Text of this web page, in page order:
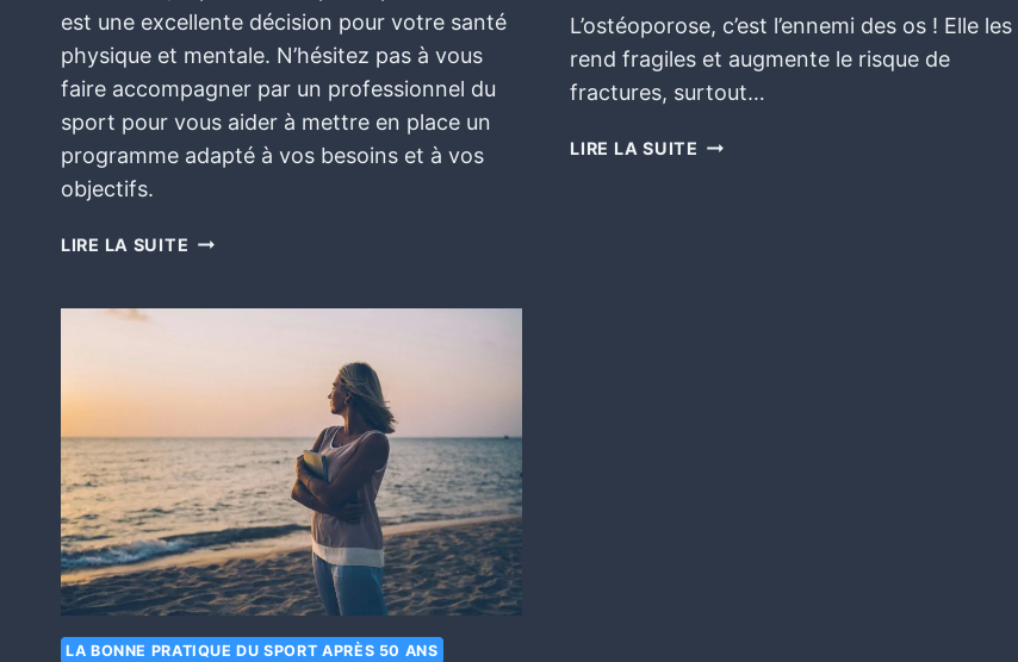
est une excellente décision pour votre santé
physique et mentale. N’hésitez pas à vous
faire accompagner par un professionnel du
sport pour vous aider à mettre en place un
programme adapté à vos besoins et à vos
objectifs.
LIRE LA SUITE
L’ostéoporose, c’est l’ennemi des os ! Elle les
rend fragiles et augmente le risque de
fractures, surtout…
LIRE LA SUITE
LA BONNE PRATIQUE DU SPORT APRÈS 50 ANS